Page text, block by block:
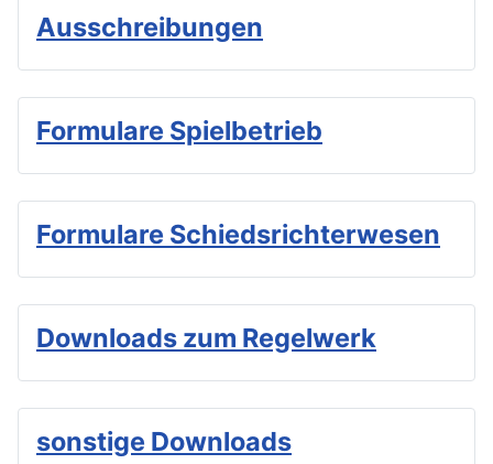
Ausschreibungen
Formulare Spielbetrieb
Formulare Schiedsrichterwesen
Downloads zum Regelwerk
sonstige Downloads